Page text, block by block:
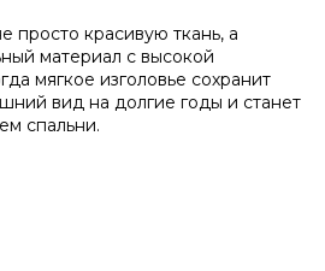
просто красивую ткань, а
материал с высокой
мягкое изголовье сохранит
вид на долгие годы и станет
спальни.